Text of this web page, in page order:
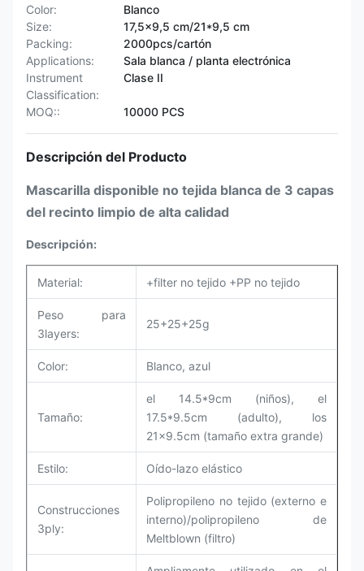
Color:
Blanco
Size:
17,5x9,5 cm/21*9,5 cm
Packing:
2000pcs/cartón
Applications:
Sala blanca / planta electrónica
Instrument
Classification:
Clase II
MOQ:: 10000 PCS
Descripción del Producto
Mascarilla disponible no tejida blanca de 3 capas
del recinto limpio de alta calidad
Descripción:
Material: +filter no tejido +PP no tejido
Peso para
3layers:
25+25+25g
Color: Blanco, azul
Tamaño:
el 14.5*9cm (niños), el
17.5*9.5cm (adulto), los
21x9.5cm (tamaño extra grande)
Estilo: Oído-lazo elástico
Construcciones
3ply:
Polipropileno no tejido (externo e
interno)/polipropileno de
Meltblown (filtro)